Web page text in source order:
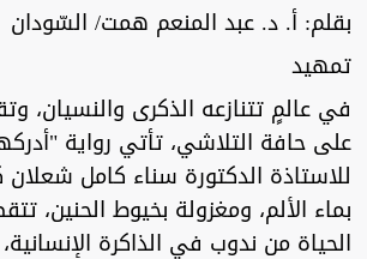
بقلم: أ. د. عبد المنعم همت/ السّودان
تمهيد
في عالمٍ تتنازعه الذكرى والنسيان،
على حافة التلاشي، تأتي رواية
للاستاذة الدكتورة سناء كامل
بماء الألم، ومغزولة بخيوط الحنين،
الحياة من ندوب في الذاكرة